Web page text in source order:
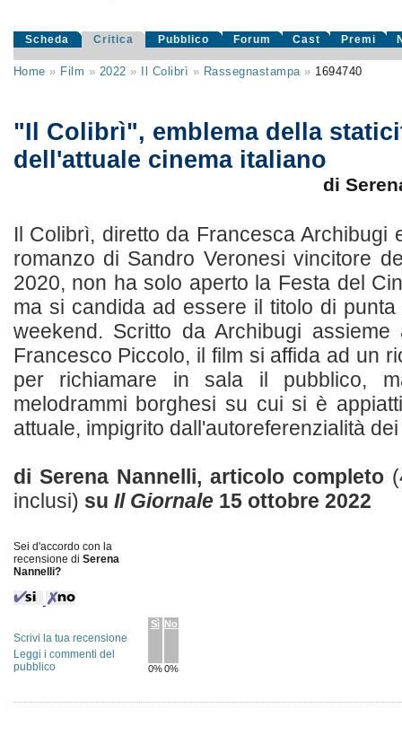
Scheda Critica Pubblico Forum Cast Premi
Home » Film » 2022 » Il Colibrì » Rassegnastampa» 1694740
"Il Colibrì", emblema della
dell'attuale cinema italiano
di
Il Colibrì, diretto da Francesca Archibugi
romanzo di Sandro Veronesi vincitore
2020, non ha solo aperto la Festa del
ma si candida ad essere il titolo di
weekend. Scritto da Archibugi
Francesco Piccolo, il film si affida ad un
per richiamare in sala il pubblico,
melodrammi borghesi su cui si è
attuale, impigrito dall'autoreferenzialità
di Serena Nannelli, articolo completo
inclusi) su Il Giornale15 ottobre 2022
Sei d'accordo con la
recensione di Serena
Nannelli?
Sì
0%
No
0%
Scrivi la tua recensione
Leggi i commenti del
pubblico